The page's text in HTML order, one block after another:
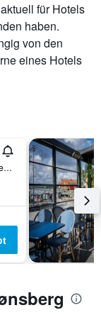
für Hotels
haben.
von den
eines Hotels
Tønsberg, Vestfold, Norwegen